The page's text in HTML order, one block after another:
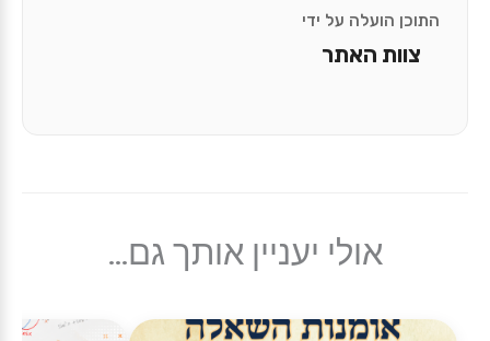
התוכן הועלה על ידי
צוות האתר
אולי יעניין אותך גם...